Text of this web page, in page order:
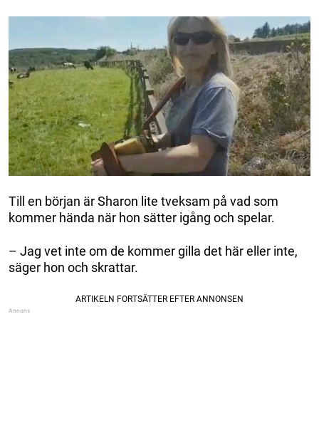
Till en början är Sharon lite tveksam på vad som
kommer hända när hon sätter igång och spelar.
– Jag vet inte om de kommer gilla det här eller inte,
säger hon och skrattar.